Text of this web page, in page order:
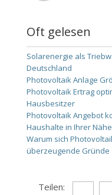
Oft gelesen
Solarenergie als
Deutschland
Photovoltaik Anlage
Photovoltaik Ertrag
Hausbesitzer
Photovoltaik Angebot
Haushalte in Ihrer
Warum sich
überzeugende Gründe
Teilen: